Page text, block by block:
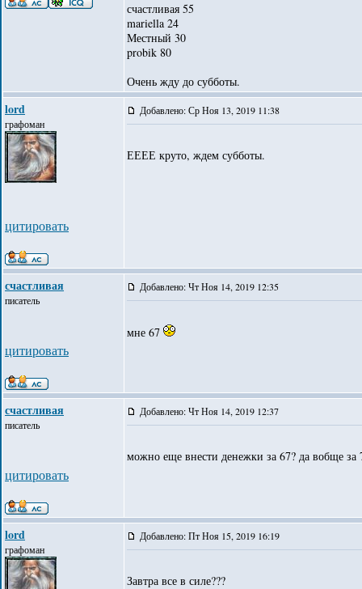
счастливая 55
mariella 24
Местный 30
probik 80
Очень жду до субботы.
lord
графоман
цитировать
Добавлено: Ср Ноя 13, 2019 11:38
ЕЕЕЕ круто, ждем субботы.
счастливая
писатель
цитировать
Добавлено: Чт Ноя 14, 2019 12:35
мне 67
счастливая
писатель
цитировать
Добавлено: Чт Ноя 14, 2019 12:37
можно еще внести денежки за 67? да вобще за
lord
графоман
Добавлено: Пт Ноя 15, 2019 16:19
Завтра все в силе???